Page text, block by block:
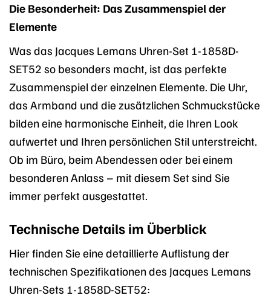
Die Besonderheit: Das Zusammenspiel der
Elemente
Was das Jacques Lemans Uhren-Set 1-1858D-
SET52 so besonders macht, ist das perfekte
Zusammenspiel der einzelnen Elemente. Die Uhr,
das Armband und die zusätzlichen Schmuckstücke
bilden eine harmonische Einheit, die Ihren Look
aufwertet und Ihren persönlichen Stil unterstreicht.
Ob im Büro, beim Abendessen oder bei einem
besonderen Anlass – mit diesem Set sind Sie
immer perfekt ausgestattet.
Technische Details im Überblick
Hier finden Sie eine detaillierte Auflistung der
technischen Spezifikationen des Jacques Lemans
Uhren-Sets 1-1858D-SET52: